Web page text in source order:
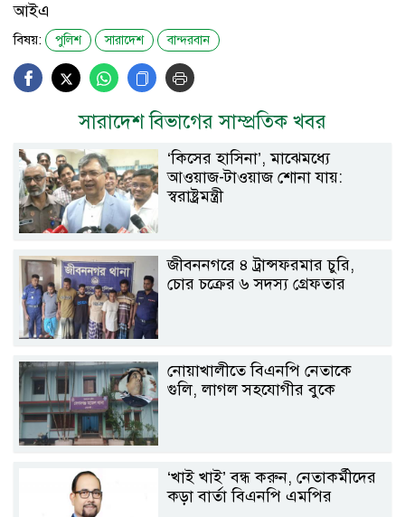
আইএ
বিষয়: পুলিশ সারাদেশ বান্দরবান
সারাদেশ বিভাগের সাম্প্রতিক খবর
‘কিসের হাসিনা’, মাঝেমধ্যে
আওয়াজ-টাওয়াজ শোনা যায়:
স্বরাষ্ট্রমন্ত্রী
জীবননগরে ৪ ট্রান্সফরমার চুরি,
চোর চক্রের ৬ সদস্য গ্রেফতার
নোয়াখালীতে বিএনপি নেতাকে
গুলি, লাগল সহযোগীর বুকে
‘খাই খাই’ বন্ধ করুন, নেতাকর্মীদের
কড়া বার্তা বিএনপি এমপির